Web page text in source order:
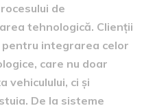
de
tehnologică. Clienții
integrarea celor
care nu doar
vehiculului, ci și
De la sisteme